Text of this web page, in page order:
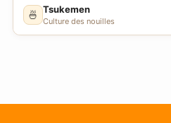
🍜 Tsukemen
Culture des nouilles